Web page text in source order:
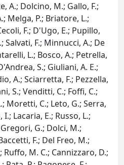
A.; Dolcino, M.; Gallo, F.;
Melga, P.; Briatore, L.;
F.; D'Ugo, E.; Pupillo,
Salvati, F.; Minnucci, A.; De
L.; Bosco, A.; Petrella,
S.; Giuliani, A. E.;
A.; Sciarretta, F.; Pezzella,
S.; Venditti, C.; Foffi, C.;
Moretti, C.; Leto, G.; Serra,
Lacaria, E.; Russo, L.;
G.; Dolci, M.;
F.; Del Freo, M.;
M. C.; Cannizzaro, D.;